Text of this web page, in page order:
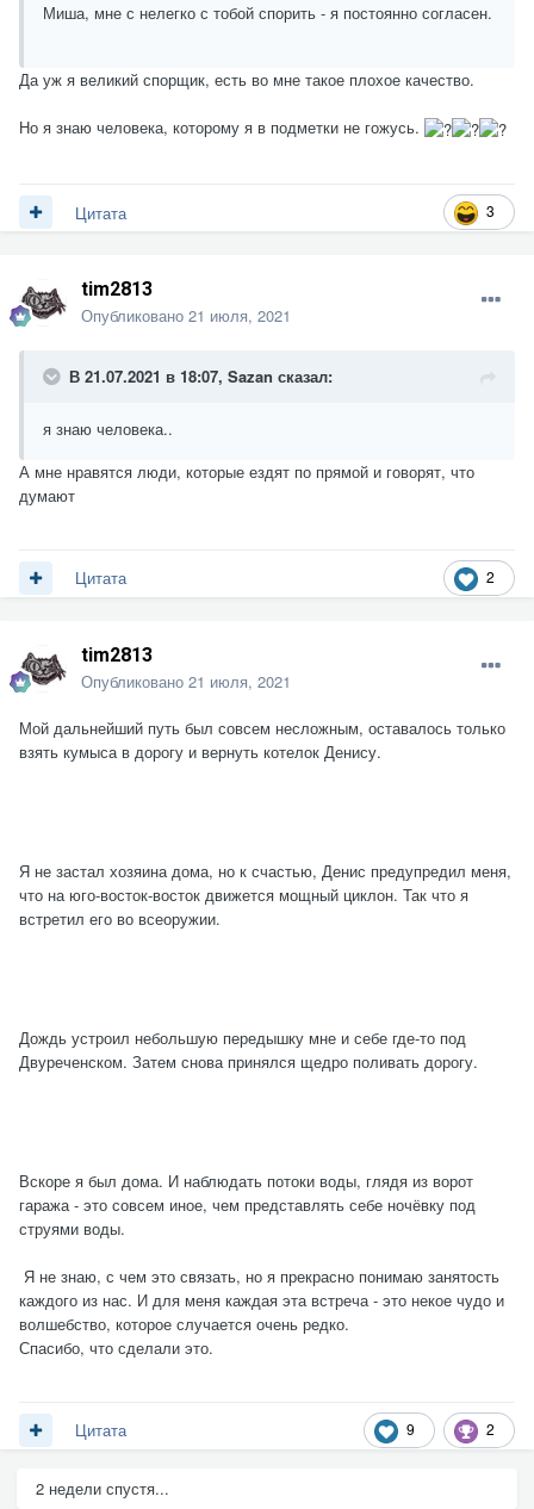
Миша, мне с нелегко с тобой спорить - я постоянно согласен.
Да уж я великий спорщик, есть во мне такое плохое качество.
Но я знаю человека, которому я в подметки не гожусь.
3
Цитата
tim2813
Опубликовано 21 июля, 2021
В 21.07.2021 в 18:07, Sazan сказал:
я знаю человека..
А мне нравятся люди, которые ездят по прямой и говорят, что
думают
2
Цитата
tim2813
Опубликовано 21 июля, 2021
Мой дальнейший путь был совсем несложным, оставалось только
взять кумыса в дорогу и вернуть котелок Денису.
Я не застал хозяина дома, но к счастью, Денис предупредил меня,
что на юго-восток-восток движется мощный циклон. Так что я
встретил его во всеоружии.
Дождь устроил небольшую передышку мне и себе где-то под
Двуреченском. Затем снова принялся щедро поливать дорогу.
Вскоре я был дома. И наблюдать потоки воды, глядя из ворот
гаража - это совсем иное, чем представлять себе ночёвку под
струями воды.
Я не знаю, с чем это связать, но я прекрасно понимаю занятость
каждого из нас. И для меня каждая эта встреча - это некое чудо и
волшебство, которое случается очень редко.
Спасибо, что сделали это.
9 2
Цитата
2 недели спустя...